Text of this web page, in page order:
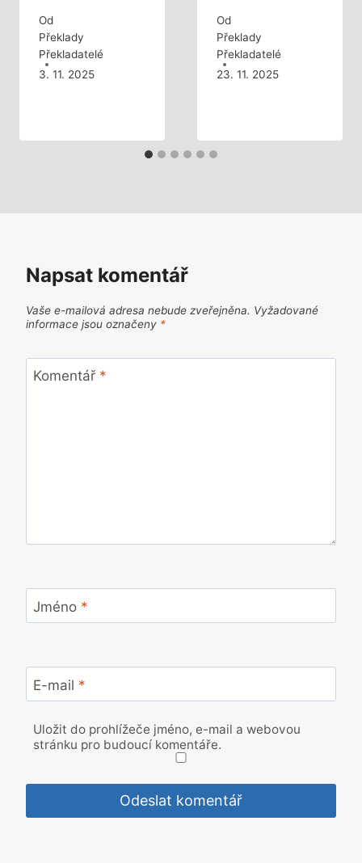
Od
Překlady
Překladatelé
3. 11. 2025
Od
Překlady
Překladatelé
23. 11. 2025
Napsat komentář
Vaše e-mailová adresa nebude zveřejněna. Vyžadované
informace jsou označeny *
Komentář *
Jméno *
E-mail *
Uložit do prohlížeče jméno, e-mail a webovou
stránku pro budoucí komentáře.